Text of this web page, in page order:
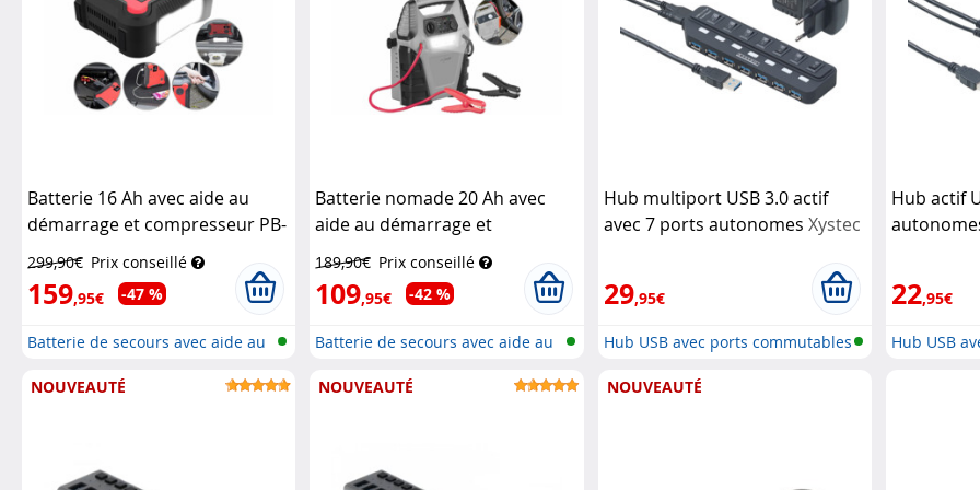
Batterie 16 Ah avec aide au
démarrage et compresseur PB-
299,90€ Prix conseillé
159,95€ -47 %
Batterie de secours avec aide au
Batterie nomade 20 Ah avec
aide au démarrage et
compresseur d'air PB-145.kfz
Revolt
189,90€ Prix conseillé
109,95€ -42 %
Batterie de secours avec aide au
Hub multiport USB 3.0 actif
avec 7 ports autonomes Xystec
29,95€
Hub USB avec ports commutables
Hub actif
22,95€
Hub USB
NOUVEAUTÉ NOUVEAUTÉ NOUVEAUTÉ